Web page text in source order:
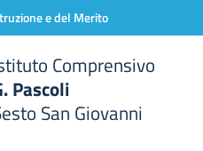
e del Merito
Comprensivo
Pascoli
San Giovanni